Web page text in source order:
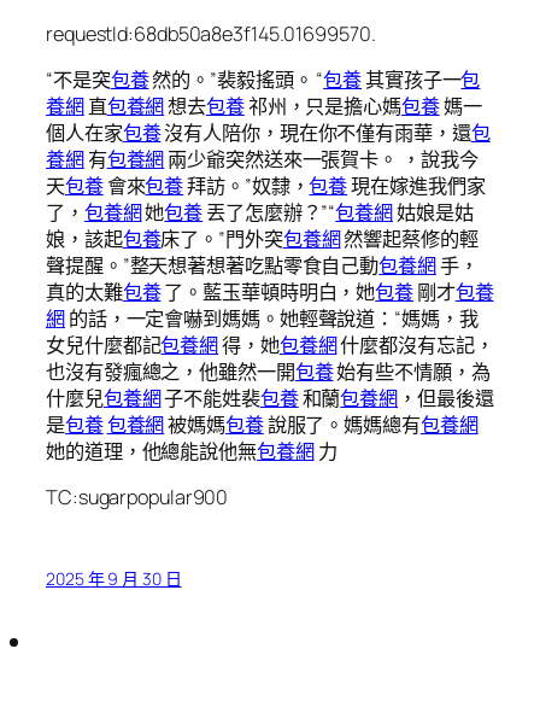
requestId:68db50a8e3f145.01699570.
“不是突包養然的。”裴毅搖頭。 “包養其實孩子一包
養網直包養網想去包養祁州，只是擔心媽包養媽一
個人在家包養沒有人陪你，現在你不僅有雨華，還包
養網有包養網兩少爺突然送來一張賀卡。 ，說我今
天包養會來包養拜訪。”奴隸，包養現在嫁進我們家
了， 包養網她包養丟了怎麼辦？”“包養網姑娘是姑
娘，該起包養床了。”門外突包養網然響起蔡修的輕
聲提醒。”整天想著想著吃點零食自己動包養網手，
真的太難包養了。藍玉華頓時明白，她包養剛才包養
網的話，一定會嚇到媽媽。她輕聲說道：“媽媽，我
女兒什麼都記包養網得，她包養網什麼都沒有忘記，
也沒有發瘋總之，他雖然一開包養始有些不情願，為
什麼兒包養網子不能姓裴包養和蘭包養網 ，但最後還
是包養包養網被媽媽包養說服了。媽媽總有包養網
她的道理，他總能說他無包養網力
TC:sugarpopular900
2025 年 9 月 30 日